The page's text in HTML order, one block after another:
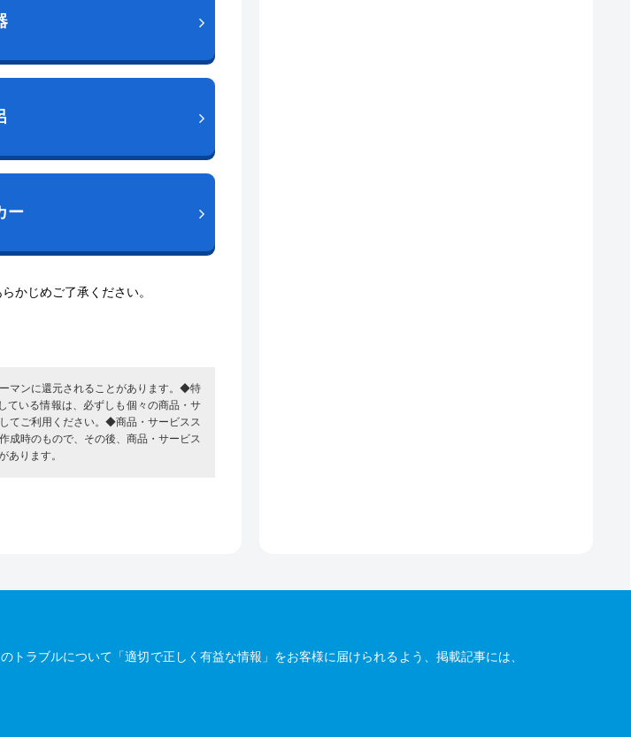
ー
かじめご了承ください。
マンに還元されることがあります。◆特
ている情報は、必ずしも個々の商品・サ
てご利用ください。◆商品・サービスス
成時のもので、その後、商品・サービス
ります。
ラブルについて「適切で正しく有益な情報」をお客様に届けられるよう、掲載記事には、